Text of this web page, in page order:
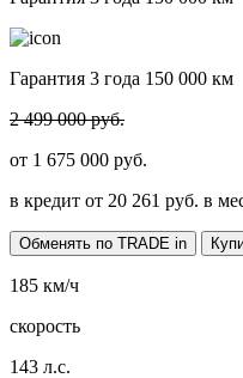
Гарантия 3 года 150 000 км
2 499 000 руб.
от 1 675 000 руб.
в кредит от 20 261 руб. в
Обменять по TRADE in
185 км/ч
скорость
143 л.с.